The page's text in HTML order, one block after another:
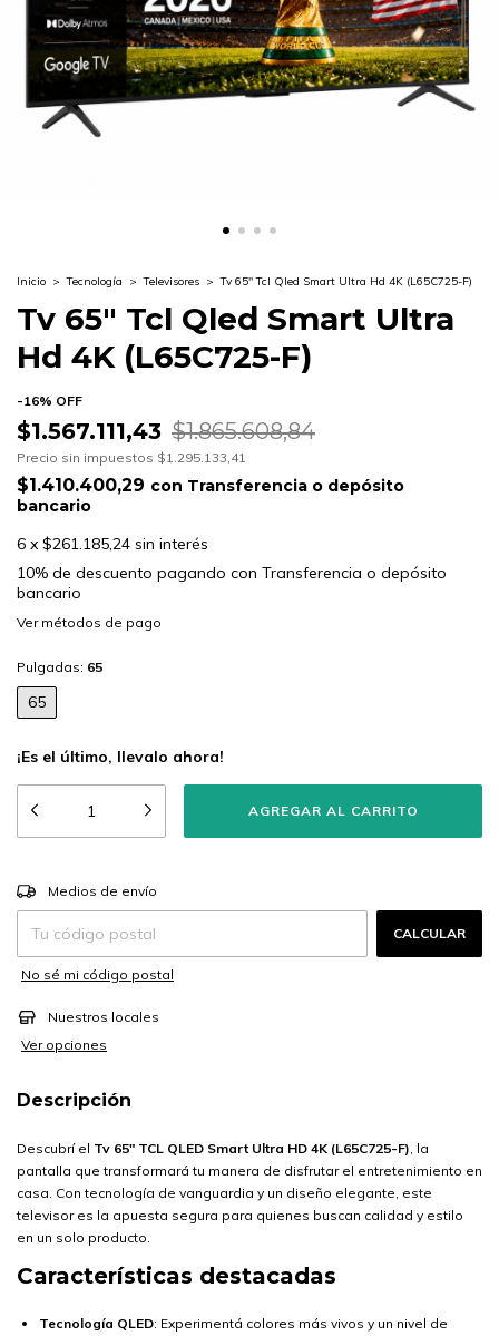
Inicio > Tecnología > Televisores > Tv 65" Tcl Qled Smart Ultra Hd 4K (L65C725-F)
Tv 65" Tcl Qled Smart Ultra
Hd 4K (L65C725-F)
-16% OFF
$1.567.111,43 $1.865.608,84
Precio sin impuestos $1.295.133,41
$1.410.400,29 con Transferencia o depósito
bancario
6 x $261.185,24 sin interés
10% de descuento pagando con Transferencia o depósito
bancario
Ver más detalles
Pulgadas: 65
65
¡Es el último, llevalo ahora!
Entregas para el CP:
Medios de envío
CALCULAR
No sé mi código postal
Nuestros locales
Ver opciones
Descripción
Descubrí el Tv 65" TCL QLED Smart Ultra HD 4K (L65C725-F), la
pantalla que transformará tu manera de disfrutar el entretenimiento en
casa. Con tecnología de vanguardia y un diseño elegante, este
televisor es la apuesta segura para quienes buscan calidad y estilo
en un solo producto.
Características destacadas
Tecnología QLED: Experimentá colores más vivos y un nivel de